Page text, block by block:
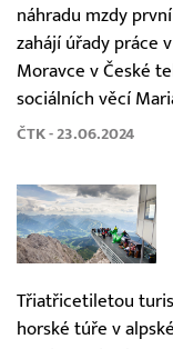
náhradu mzdy
zahájí úřady práce
Moravce v České
sociálních věcí
ČTK - 23.06.2024
Třiatřicetiletou
horské túře v